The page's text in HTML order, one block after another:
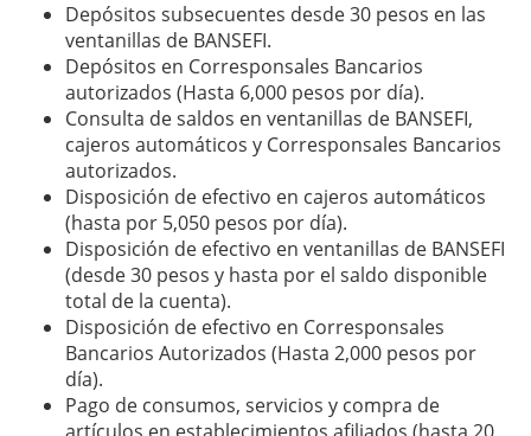
Depósitos subsecuentes desde 30 pesos en las
ventanillas de BANSEFI.
Depósitos en Corresponsales Bancarios
autorizados (Hasta 6,000 pesos por día).
Consulta de saldos en ventanillas de BANSEFI,
cajeros automáticos y Corresponsales Bancarios
autorizados.
Disposición de efectivo en cajeros automáticos
(hasta por 5,050 pesos por día).
Disposición de efectivo en ventanillas de BANSEFI
(desde 30 pesos y hasta por el saldo disponible
total de la cuenta).
Disposición de efectivo en Corresponsales
Bancarios Autorizados (Hasta 2,000 pesos por
día).
Pago de consumos, servicios y compra de